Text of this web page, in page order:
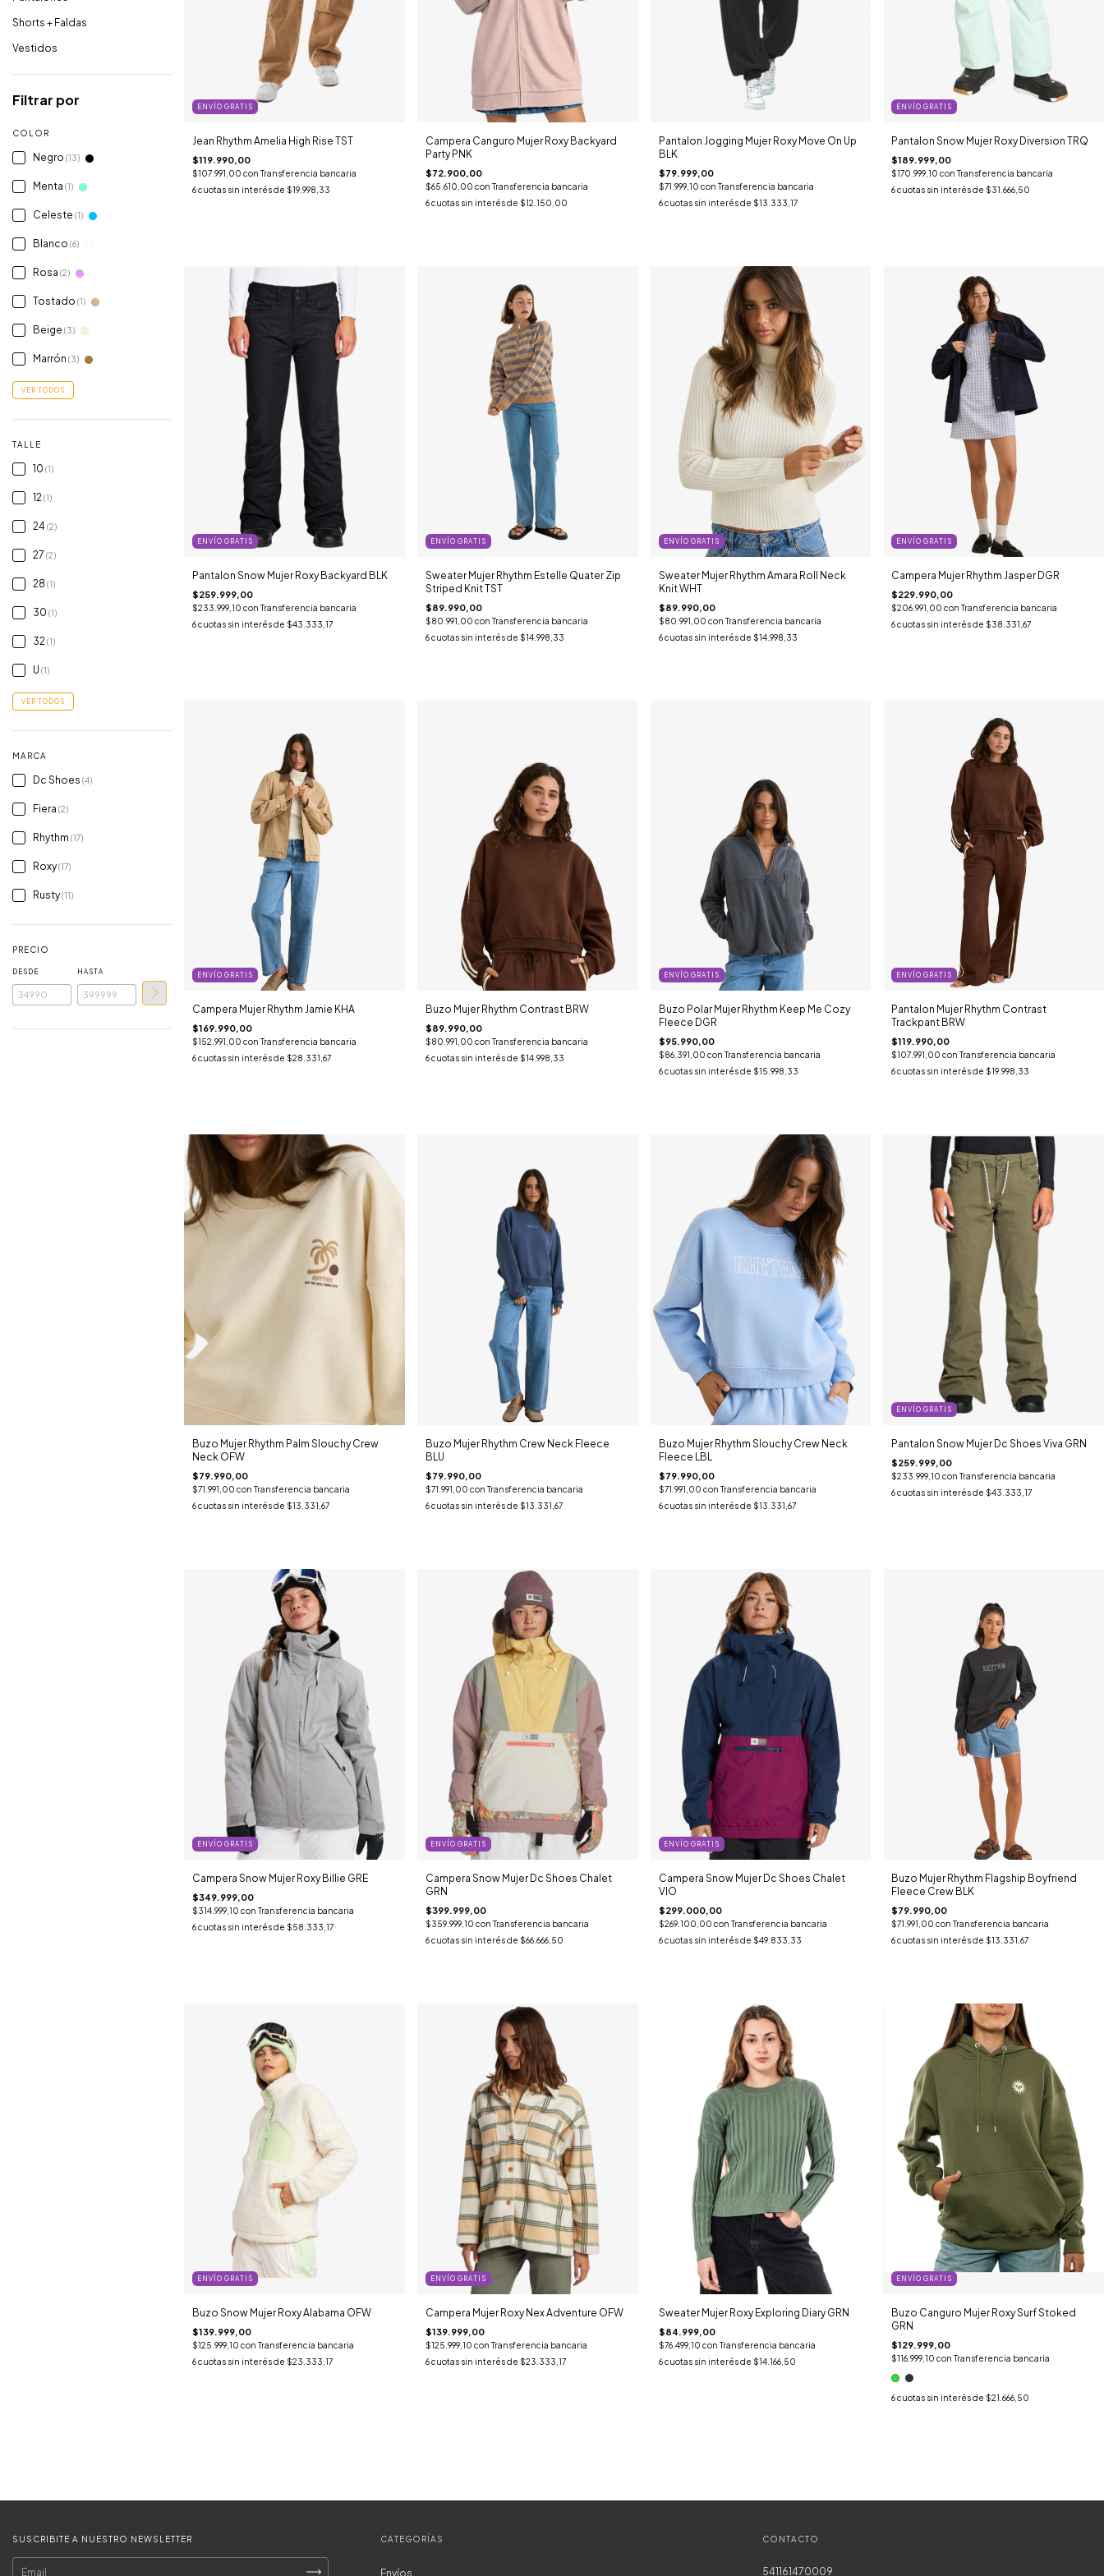
Shorts + Faldas
Vestidos
Filtrar por
COLOR
Negro (13)
Menta (1)
Celeste (1)
Blanco (6)
Rosa (2)
Tostado (1)
Beige (3)
Marrón (3)
VER TODOS
TALLE
10 (1)
12(1)
24 (2)
27 (2)
28 (1)
30 (1)
32(1)
U (1)
VER TODOS
MARCA
Dc Shoes (4)
Fiera (2)
Rhythm (17)
Roxy(17)
Rusty(11)
PRECIO
DESDE HASTA
ENVÍO GRATIS
Jean Rhythm Amelia High Rise TST
$119.990,00
$107.991,00 con Transferencia bancaria
6cuotas sin interés de $19.998,33
Campera Canguro Mujer Roxy Backyard
Party PNK
$72.900,00
$65.610,00 con Transferencia bancaria
6cuotas sin interés de $12.150,00
Pantalon Jogging Mujer Roxy Move On Up
BLK
$79.999,00
$71.999,10 con Transferencia bancaria
6 cuotas sin interés de $13.333,17
ENVÍO GRATIS
Pantalon Snow Mujer Roxy Diversion TRQ
$189.999,00
$170.999,10con Transferencia bancaria
6cuotas sin interés de $31.666,50
ENVÍO GRATIS
Pantalon Snow Mujer Roxy Backyard BLK
$259.999,00
$233.999,10 con Transferencia bancaria
6cuotas sin interés de $43.333,17
ENVÍO GRATIS
Sweater Mujer Rhythm Estelle Quater Zip
Striped Knit TST
$89.990,00
$80.991,00 con Transferencia bancaria
6cuotas sin interés de $14.998,33
ENVÍO GRATIS
Sweater Mujer Rhythm Amara Roll Neck
Knit WHT
$89.990,00
$80.991,00 con Transferencia bancaria
6 cuotas sin interés de $14.998,33
ENVÍO GRATIS
Campera Mujer Rhythm Jasper DGR
$229.990,00
$206.991,00con Transferencia bancaria
6cuotas sin interés de $38.331,67
ENVÍO GRATIS
Campera Mujer Rhythm Jamie KHA
$169.990,00
$152.991,00 con Transferencia bancaria
6cuotas sin interés de $28.331,67
Buzo Mujer Rhythm Contrast BRW
$89.990,00
$80.991,00 con Transferencia bancaria
6cuotas sin interés de $14.998,33
ENVÍO GRATIS
Buzo Polar Mujer Rhythm Keep Me Cozy
Fleece DGR
$95.990,00
$86.391,00 con Transferencia bancaria
6 cuotas sin interés de $15.998,33
ENVÍO GRATIS
Pantalon Mujer Rhythm Contrast
Trackpant BRW
$119.990,00
$107.991,00con Transferencia bancaria
6cuotas sin interés de $19.998,33
Buzo Mujer Rhythm Palm Slouchy Crew
Neck OFW
$79.990,00
$71.991,00 con Transferencia bancaria
6cuotas sin interés de $13.331,67
Buzo Mujer Rhythm Crew Neck Fleece
BLU
$79.990,00
$71.991,00 con Transferencia bancaria
6cuotas sin interés de $13.331,67
Buzo Mujer Rhythm Slouchy Crew Neck
Fleece LBL
$79.990,00
$71.991,00 con Transferencia bancaria
6 cuotas sin interés de $13.331,67
ENVÍO GRATIS
Pantalon Snow Mujer Dc Shoes Viva GRN
$259.999,00
$233.999,10con Transferencia bancaria
6cuotas sin interés de $43.333,17
ENVÍO GRATIS
Campera Snow Mujer Roxy Billie GRE
$349.999,00
$314.999,10 con Transferencia bancaria
6cuotas sin interés de $58.333,17
ENVÍO GRATIS
Campera Snow Mujer Dc Shoes Chalet
GRN
$399.999,00
$359.999,10 con Transferencia bancaria
6cuotas sin interés de $66.666,50
ENVÍO GRATIS
Campera Snow Mujer Dc Shoes Chalet
VIO
$299.000,00
$269.100,00 con Transferencia bancaria
6 cuotas sin interés de $49.833,33
Buzo Mujer Rhythm Flagship Boyfriend
Fleece Crew BLK
$79.990,00
$71.991,00con Transferencia bancaria
6cuotas sin interés de $13.331,67
ENVÍO GRATIS
Buzo Snow Mujer Roxy Alabama OFW
$139.999,00
$125.999,10 con Transferencia bancaria
6cuotas sin interés de $23.333,17
ENVÍO GRATIS
Campera Mujer Roxy Nex Adventure OFW
$139.999,00
$125.999,10 con Transferencia bancaria
6cuotas sin interés de $23.333,17
Sweater Mujer Roxy Exploring Diary GRN
$84.999,00
$76.499,10 con Transferencia bancaria
6 cuotas sin interés de $14.166,50
ENVÍO GRATIS
Buzo Canguro Mujer Roxy Surf Stoked
GRN
$129.999,00
$116.999,10con Transferencia bancaria
6cuotas sin interés de $21.666,50
SUSCRIBITE A NUESTRO NEWSLETTER CATEGORÍAS
Envíos
CONTACTO
541161470009